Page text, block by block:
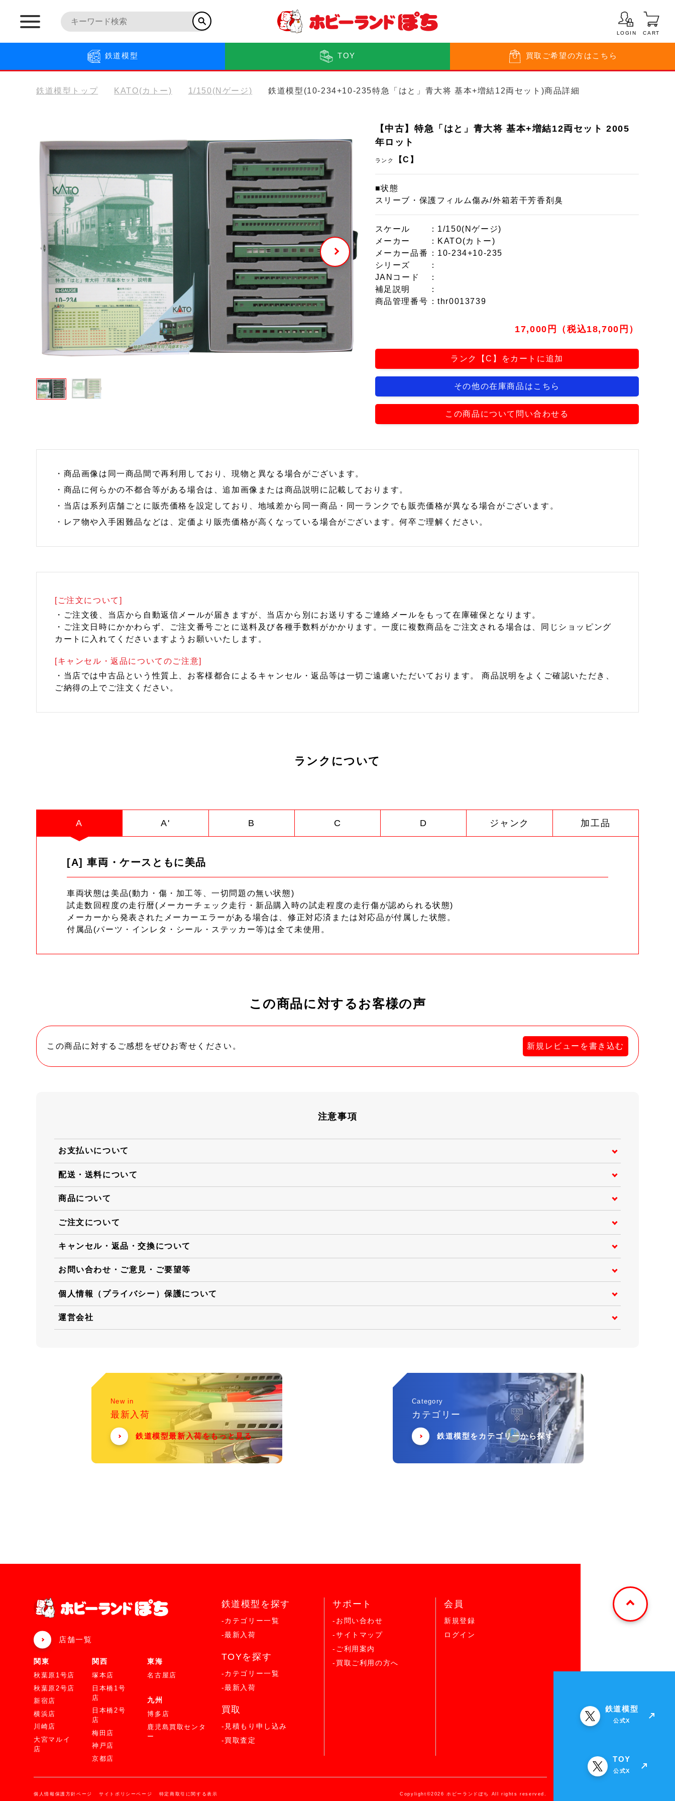
LOGIN CART
鉄道模型 TOY 買取 ご希望の方はこちら
鉄道模型トップ KATO(カトー) 1/150(Nゲージ) 鉄道模型(10-234+10-235特急「はと」青大将 基本+増結12両セット)商品詳細
【中古】特急「はと」青大将 基本+増結12両セット 2005
年ロット
ランク 【C】
■状態
スリーブ・保護フィルム傷み/外箱若干芳香剤臭
スケール
：1/150(Nゲージ)
メーカー
：KATO(カトー)
メーカー品番
：10-234+10-235
シリーズ
：
JANコード
：
補足説明
：
商品管理番号 ：thr0013739
17,000円（税込18,700円）
ランク【C】をカートに追加
その他の在庫商品はこちら
この商品について問い合わせる
・商品画像は同一商品間で再利用しており、現物と異なる場合がございます。
・商品に何らかの不都合等がある場合は、追加画像または商品説明に記載しております。
・当店は系列店舗ごとに販売価格を設定しており、地域差から同一商品・同一ランクでも販売価格が異なる場合がございます。
・レア物や入手困難品などは、定価より販売価格が高くなっている場合がございます。何卒ご理解ください。
[ご注文について]
・ご注文後、当店から自動返信メールが届きますが、当店から別にお送りするご連絡メールをもって在庫確保となります。
・ご注文日時にかかわらず、ご注文番号ごとに送料及び各種手数料がかかります。一度に複数商品をご注文される場合は、同じショッピング
カートに入れてくださいますようお願いいたします。
[キャンセル・返品についてのご注意]
・当店では中古品という性質上、お客様都合によるキャンセル・返品等は一切ご遠慮いただいております。 商品説明をよくご確認いただき、
ご納得の上でご注文ください。
ランクについて
A A' B C D ジャンク 加工品
[A] 車両・ケースともに美品
車両状態は美品(動力・傷・加工等、一切問題の無い状態)
試走数回程度の走行暦(メーカーチェック走行・新品購入時の試走程度の走行傷が認められる状態)
メーカーから発表されたメーカーエラーがある場合は、修正対応済または対応品が付属した状態。
付属品(パーツ・インレタ・シール・ステッカー等)は全て未使用。
この商品に対するお客様の声
この商品に対するご感想をぜひお寄せください。 新規レビューを書き込む
注意事項
お支払いについて
配送・送料について
商品について
ご注文について
キャンセル・返品・交換について
お問い合わせ・ご意見・ご要望等
個人情報（プライバシー）保護について
運営会社
New in
最新入荷
鉄道模型最新入荷をもっと見る
Category
カテゴリー
鉄道模型をカテゴリーから探す
店舗一覧
関東
秋葉原1号店
秋葉原2号店
新宿店
横浜店
川崎店
大宮マルイ
店
関西
塚本店
日本橋1号
店
日本橋2号
店
梅田店
神戸店
京都店
東海
名古屋店
九州
博多店
鹿児島買取センタ
ー
鉄道模型を探す
-カテゴリー一覧
-最新入荷
TOYを探す
-カテゴリー一覧
-最新入荷
買取
-見積もり申し込み
-買取査定
サポート
-お問い合わせ
-サイトマップ
-ご利用案内
-買取ご利用の方へ
会員
新規登録
ログイン
個人情報保護方針ページ サイトポリシーページ 特定商取引に関する表示 Copylight©2026 ホビーランドぽち All rights reserved.
鉄道模型
公式X
TOY
公式X